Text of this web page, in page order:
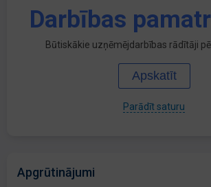
Darbības
Būtiskākie uzņēmējdarbības rādītāji
Apskatīt
Parādīt saturu
Apgrūtinājumi